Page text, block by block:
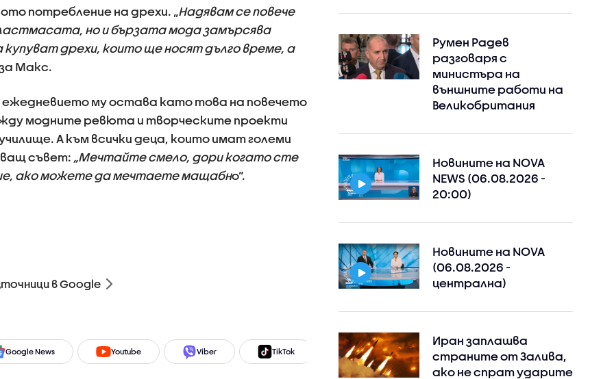
потребление на дрехи. „Надявам се повече
но и бързата мода замърсява
дрехи, които ще носят дълго време, а
Макс.
ежедневието му остава като това на повечето
модните ревюта и творческите проекти
А към всички деца, които имат големи
съвет: „Мечтайте смело, дори когато сте
ако можете да мечтаете мащабно“.
в Google
Google News Youtube Viber TikTok Instagram
Румен Радев
разговаря с
министъра на
външните работи на
Великобритания
Новините на NOVA
NEWS (06.08.2026 -
20:00)
Новините на NOVA
(06.08.2026 -
централна)
Иран заплашва
страните от Залива,
ако не спрат ударите